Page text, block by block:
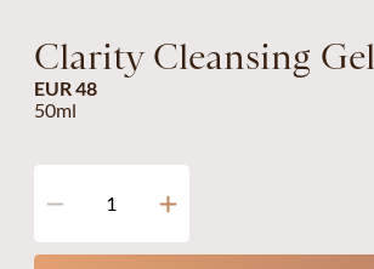
Clarity Cleansing Gel
50ml
EUR 48
Cantitate
Clarity
Cleansing